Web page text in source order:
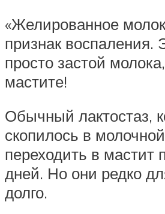
«Желированное
признак воспаления.
просто застой
мастите!
Обычный лактостаз,
скопилось в
переходить в мастит
дней. Но они редко
долго.